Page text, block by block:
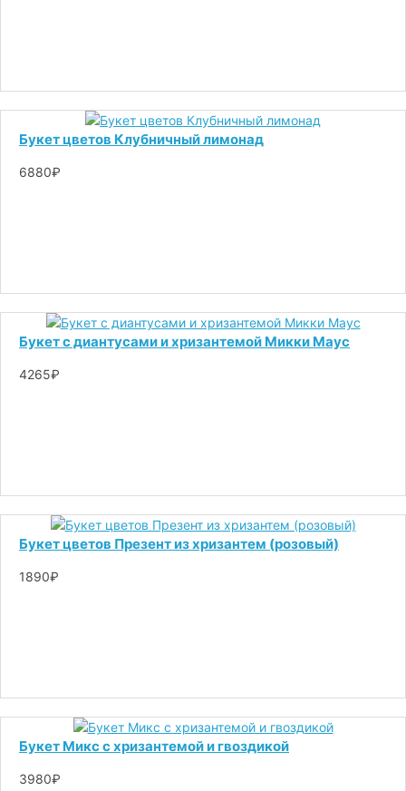
Букет цветов Клубничный лимонад
6880₽
Букет с диантусами и хризантемой Микки Маус
4265₽
Букет цветов Презент из хризантем (розовый)
1890₽
Букет Микс с хризантемой и гвоздикой
3980₽